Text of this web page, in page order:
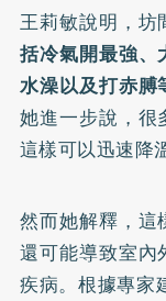
王莉敏說明，坊
括冷氣開最強、
水澡以及打赤膊
她進一步說，很
這樣可以迅速降
然而她解釋，這
還可能導致室內
疾病。根據專家